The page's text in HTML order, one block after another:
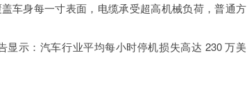
身每一寸表面，电缆承受超高机械负荷，普通方
：汽车行业平均每小时停机损失高达 230 万美